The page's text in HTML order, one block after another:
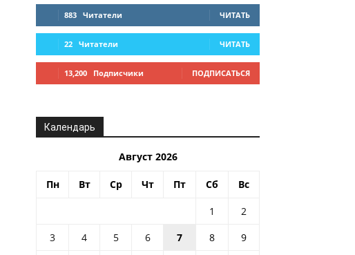
883 Читатели ЧИТАТЬ
22 Читатели ЧИТАТЬ
13,200 Подписчики ПОДПИСАТЬСЯ
Календарь
Август 2026
Пн Вт Ср Чт Пт Сб Вс
1
2
3
4 5 6 7 8
9